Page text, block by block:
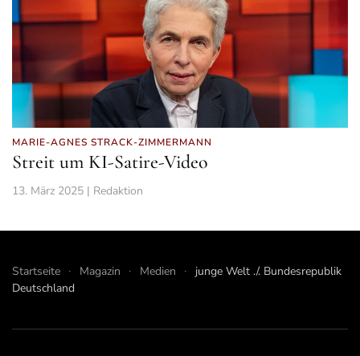
MARIE-AGNES STRACK-ZIMMERMANN
Streit um KI-Satire-Video
13. März 2025 | Redaktion
Startseite Magazin Medien
junge Welt ./. Bundesrepublik
Deutschland